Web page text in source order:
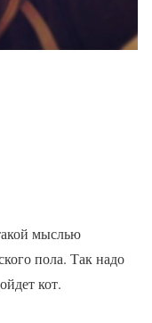
мыслью
пола. Так надо
кот.